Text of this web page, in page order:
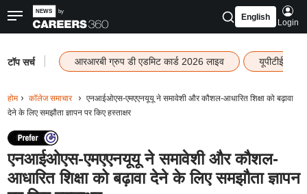
English
Login
टॉप सर्च आरआरबी ग्रुप डी एडमिट कार्ड 2026 लाइव यूपीटीईटी
होम कॉलेज समाचार
एनआईओएस-एमएएनयूयू ने समावेशी और कौशल-आधारित शिक्षा को बढ़ावा
देने के लिए समझौता ज्ञापन पर किए हस्ताक्षर
एनआईओएस-एमएएनयूयू ने समावेशी और कौशल-
आधारित शिक्षा को बढ़ावा देने के लिए समझौता ज्ञापन